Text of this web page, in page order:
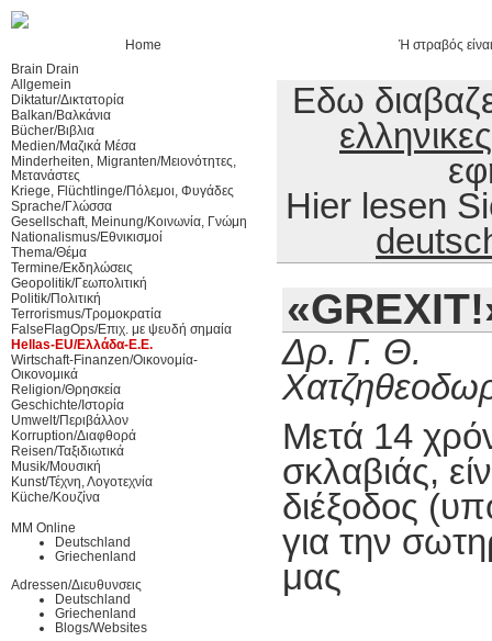
Home
Ή στραβός
Brain Drain
Allgemein
Diktatur/Δικτατορία
Balkan/Βαλκάνια
Bücher/Βιβλια
Medien/Μαζικά Μέσα
Minderheiten, Migranten/Μειονότητες,
Μετανάστες
Kriege, Flüchtlinge/Πόλεμοι, Φυγάδες
Sprache/Γλώσσα
Gesellschaft, Meinung/Κοινωνία, Γνώμη
Nationalismus/Εθνικισμοί
Thema/Θέμα
Termine/Εκδηλώσεις
Geopolitik/Γεωπολιτική
Politik/Πολιτική
Terrorismus/Τρομοκρατία
FalseFlagOps/Επιχ. με ψευδή σημαία
Hellas-EU/Ελλάδα-Ε.Ε.
Wirtschaft-Finanzen/Οικονομία-
Οικονομικά
Religion/Θρησκεία
Geschichte/Ιστορία
Umwelt/Περιβάλλον
Korruption/Διαφθορά
Reisen/Ταξιδιωτικά
Musik/Μουσική
Kunst/Τέχνη, Λογοτεχνία
Küche/Κουζίνα
MM Online
Deutschland
Griechenland
Adressen/Διευθυνσεις
Deutschland
Griechenland
Blogs/Websites
Εδω
ελληνικες
Hier lesen
Δρ. Γ. Θ.
Μετά 14
σκλαβιάς,
διέξοδος
για την
μας